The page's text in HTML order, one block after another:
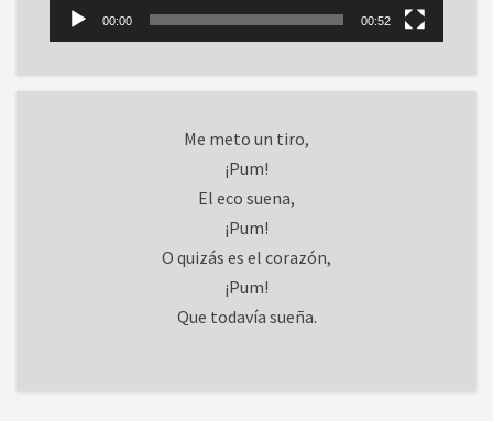
00:00 00:52
Me meto un tiro,
¡Pum!
El eco suena,
¡Pum!
O quizás es el corazón,
¡Pum!
Que todavía sueña.